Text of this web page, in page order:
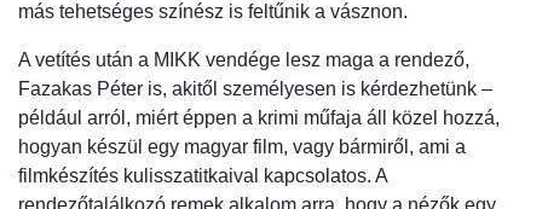
más tehetséges színész is feltűnik a vásznon.
A vetítés után a MIKK vendége lesz maga a rendező,
Fazakas Péter is, akitől személyesen is kérdezhetünk –
például arról, miért éppen a krimi műfaja áll közel hozzá,
hogyan készül egy magyar film, vagy bármiről, ami a
filmkészítés kulisszatitkaival kapcsolatos. A
rendezőtalálkozó remek alkalom arra, hogy a nézők egy